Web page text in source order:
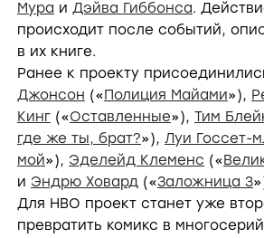
Мура и Дэйва Гиббонса.
происходит после событий,
в их книге.
Ранее к проекту
Джонсон («Полиция Майами»),
Кинг («Оставленные»), Тим
где же ты, брат?»), Луи Госсет-
мой»), Эделейд Клеменс («
и Эндрю Ховард («Заложница 3
Для HBO проект станет уже
превратить комикс в